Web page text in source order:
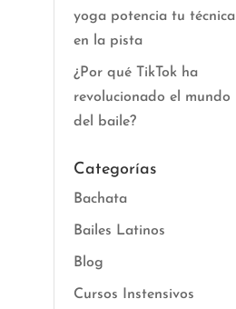
yoga potencia tu técnica
en la pista
¿Por qué TikTok ha
revolucionado el mundo
del baile?
Categorías
Bachata
Bailes Latinos
Blog
Cursos Instensivos